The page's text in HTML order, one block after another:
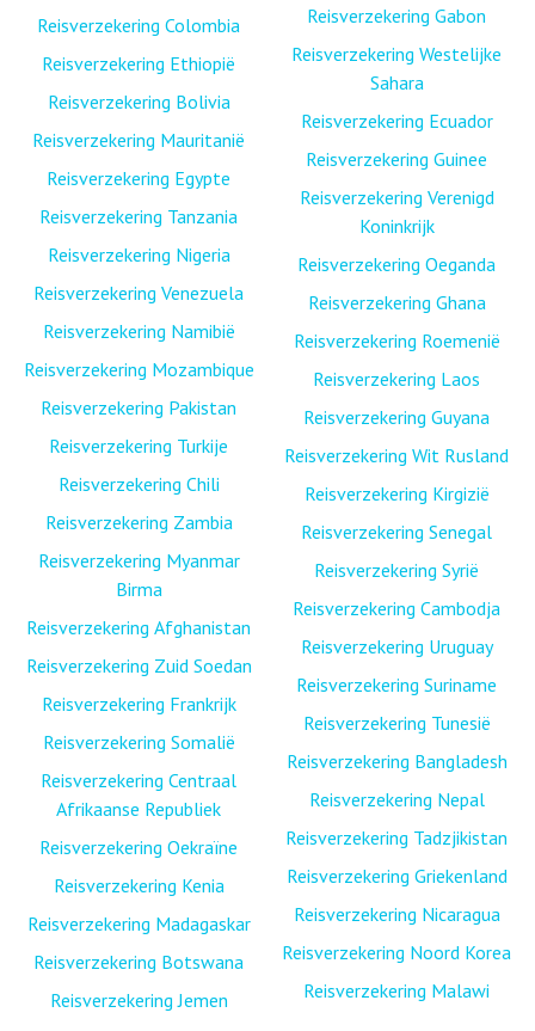
Reisverzekering Colombia
Reisverzekering Ethiopië
Reisverzekering Bolivia
Reisverzekering Mauritanië
Reisverzekering Egypte
Reisverzekering Tanzania
Reisverzekering Nigeria
Reisverzekering Venezuela
Reisverzekering Namibië
Reisverzekering Mozambique
Reisverzekering Pakistan
Reisverzekering Turkije
Reisverzekering Chili
Reisverzekering Zambia
Reisverzekering Myanmar
Birma
Reisverzekering Afghanistan
Reisverzekering Zuid Soedan
Reisverzekering Frankrijk
Reisverzekering Somalië
Reisverzekering Centraal
Afrikaanse Republiek
Reisverzekering Oekraïne
Reisverzekering Kenia
Reisverzekering Madagaskar
Reisverzekering Botswana
Reisverzekering Jemen
Reisverzekering Gabon
Reisverzekering Westelijke
Sahara
Reisverzekering Ecuador
Reisverzekering Guinee
Reisverzekering Verenigd
Koninkrijk
Reisverzekering Oeganda
Reisverzekering Ghana
Reisverzekering Roemenië
Reisverzekering Laos
Reisverzekering Guyana
Reisverzekering Wit Rusland
Reisverzekering Kirgizië
Reisverzekering Senegal
Reisverzekering Syrië
Reisverzekering Cambodja
Reisverzekering Uruguay
Reisverzekering Suriname
Reisverzekering Tunesië
Reisverzekering Bangladesh
Reisverzekering Nepal
Reisverzekering Tadzjikistan
Reisverzekering Griekenland
Reisverzekering Nicaragua
Reisverzekering Noord Korea
Reisverzekering Malawi